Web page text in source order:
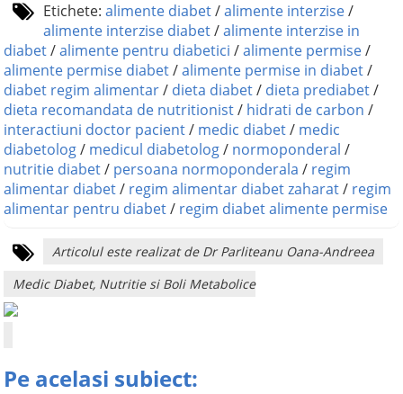
Etichete:alimente diabet/alimente interzise/
alimente interzise diabet/alimente interzise in
diabet/alimente pentru diabetici /alimente permise/
alimente permise diabet/alimente permise in diabet/
diabet regim alimentar/ dieta diabet/ dieta prediabet/
dieta recomandata de nutritionist/ hidrati de carbon /
interactiuni doctor pacient/ medic diabet/ medic
diabetolog/ medicul diabetolog/ normoponderal /
nutritie diabet/ persoana normoponderala / regim
alimentar diabet/ regim alimentar diabet zaharat/ regim
alimentar pentru diabet/ regim diabet alimente permise
Articolul este realizat de Dr Parliteanu Oana-Andreea
Medic Diabet, Nutritie si Boli Metabolice
Pe acelasi subiect: